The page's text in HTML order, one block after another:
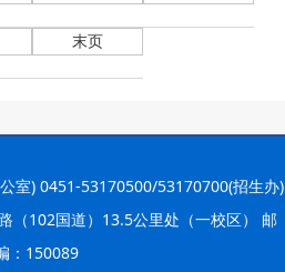
末页
室) 0451-53170500/53170700(招生办)
（102国道）13.5公里处（一校区） 邮
：150089